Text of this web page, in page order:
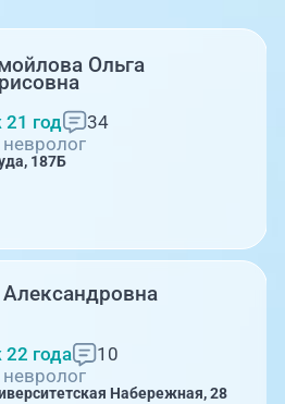
Ольга
год
34
187Б
года
10
Набережная, 28